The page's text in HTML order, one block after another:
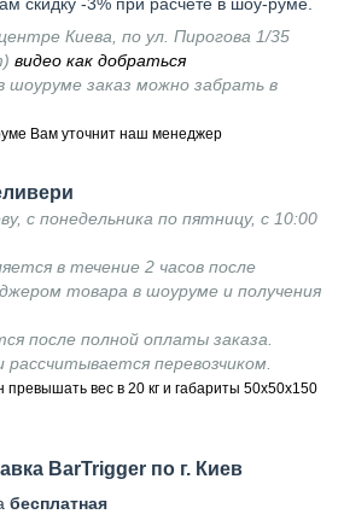
Киева, по ул. Пирогова 1/35
видео как добраться
шоуруме заказ можно забрать в
Вам уточнит наш менеджер
с понедельника по пятницу, с 10:00
в течение 2 часов после
товара в шоуруме и получения
после полной оплаты заказа.
перевозчиком.
превышать вес в 20 кг и габариты 50х50х150
BarTrigger по г. Киев
бесплатная